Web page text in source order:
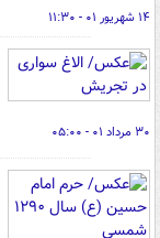
۱۴ شهریور ۰۱ - ۱۱:۳۰
۳۰ مرداد ۰۱ - ۰۵:۰۰